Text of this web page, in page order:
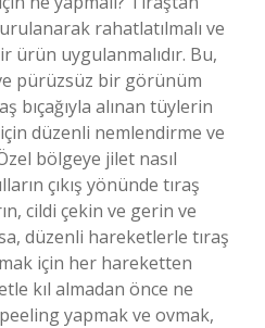
rahatlatılmalı ve
ürün uygulanmalıdır. Bu,
pürüzsüz bir görünüm
bıçağıyla alınan tüylerin
düzenli nemlendirme ve
bölgeye jilet nasıl
çıkış yönünde tıraş
cildi çekin ve gerin ve
düzenli hareketlerle tıraş
için her hareketten
kıl almadan önce ne
yapmak ve ovmak,